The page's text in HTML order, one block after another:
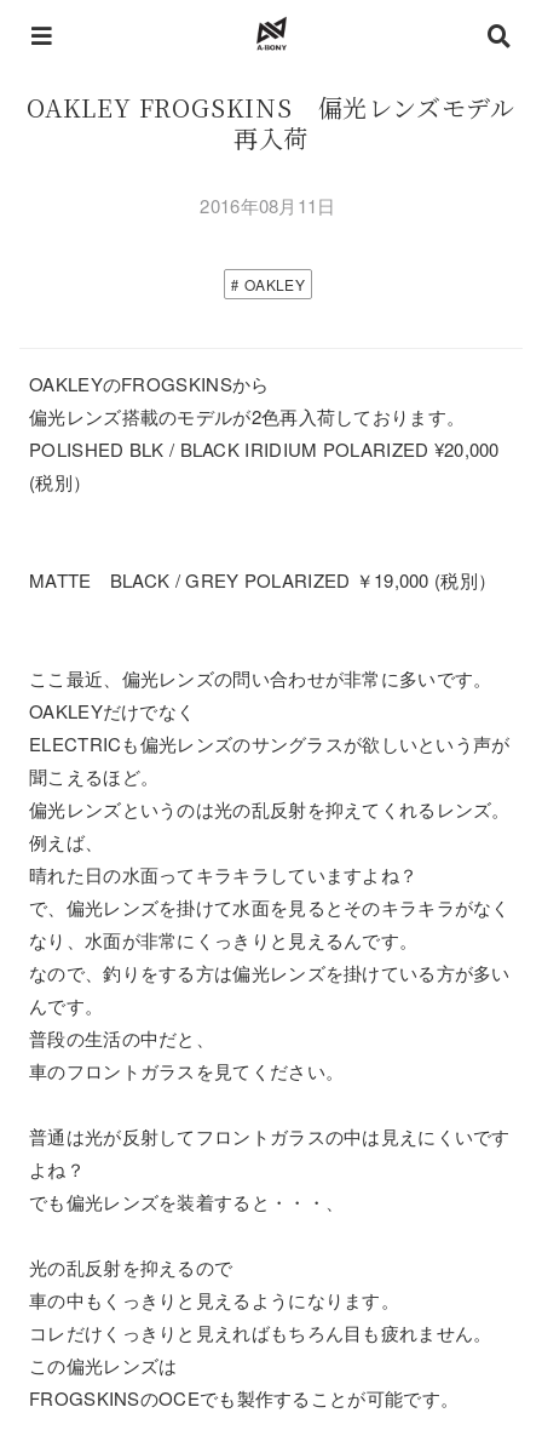
OAKLEY FROGSKINS 偏光レンズモデル
再入荷
2016年08月11日
OAKLEY
OAKLEYのFROGSKINSから
偏光レンズ搭載のモデルが2色再入荷しております。
POLISHED BLK / BLACK IRIDIUM POLARIZED ¥20,000
(税別）
MATTE BLACK / GREY POLARIZED ￥19,000 (税別）
ここ最近、偏光レンズの問い合わせが非常に多いです。
OAKLEYだけでなく
ELECTRICも偏光レンズのサングラスが欲しいという声が
聞こえるほど。
偏光レンズというのは光の乱反射を抑えてくれるレンズ。
例えば、
晴れた日の水面ってキラキラしていますよね？
で、偏光レンズを掛けて水面を見るとそのキラキラがなく
なり、水面が非常にくっきりと見えるんです。
なので、釣りをする方は偏光レンズを掛けている方が多い
んです。
普段の生活の中だと、
車のフロントガラスを見てください。
普通は光が反射してフロントガラスの中は見えにくいです
よね？
でも偏光レンズを装着すると・・・、
光の乱反射を抑えるので
車の中もくっきりと見えるようになります。
コレだけくっきりと見えればもちろん目も疲れません。
この偏光レンズは
FROGSKINSのOCEでも製作することが可能です。